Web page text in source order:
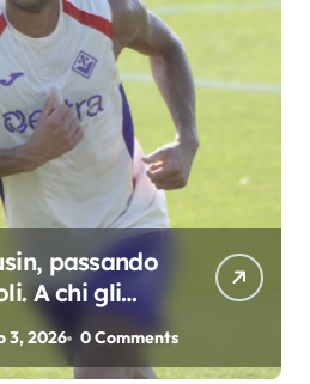
passando
A chi gli
3, 2026 0 Comments